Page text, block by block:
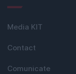
Media KIT
Contact
Comunicate